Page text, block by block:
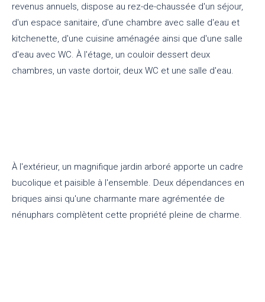
revenus annuels, dispose au rez-de-chaussée d'un séjour,
d'un espace sanitaire, d'une chambre avec salle d'eau et
kitchenette, d'une cuisine aménagée ainsi que d'une salle
d'eau avec WC. À l'étage, un couloir dessert deux
chambres, un vaste dortoir, deux WC et une salle d'eau.
À l'extérieur, un magnifique jardin arboré apporte un cadre
bucolique et paisible à l'ensemble. Deux dépendances en
briques ainsi qu'une charmante mare agrémentée de
nénuphars complètent cette propriété pleine de charme.